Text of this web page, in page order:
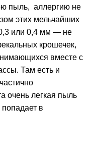
пыль, аллергию не
этих мельчайших
или 0,4 мм — не
крошечек,
вместе с
Там есть и
очень легкая пыль
попадает в